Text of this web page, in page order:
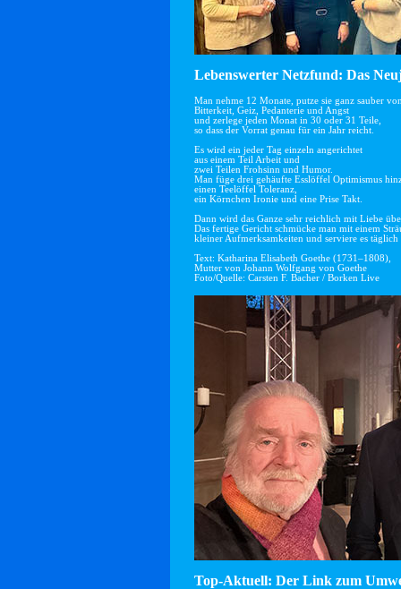
Lebenswerter Netzfund: Das
Man nehme 12 Monate, putze sie ganz sauber
Bitterkeit, Geiz, Pedanterie und Angst
und zerlege jeden Monat in 30 oder 31 Teile,
so dass der Vorrat genau für ein Jahr reicht.
Es wird ein jeder Tag einzeln angerichtet
aus einem Teil Arbeit und
zwei Teilen Frohsinn und Humor.
Man füge drei gehäufte Esslöffel Optimismus
einen Teelöffel Toleranz,
ein Körnchen Ironie und eine Prise Takt.
Dann wird das Ganze sehr reichlich mit Liebe
Das fertige Gericht schmücke man mit einem
kleiner Aufmerksamkeiten und serviere es
Text: Katharina Elisabeth Goethe (1731–1808),
Mutter von Johann Wolfgang von Goethe
Foto/Quelle: Carsten F. Bacher / Borken Live
Top-Aktuell: Der Link zum